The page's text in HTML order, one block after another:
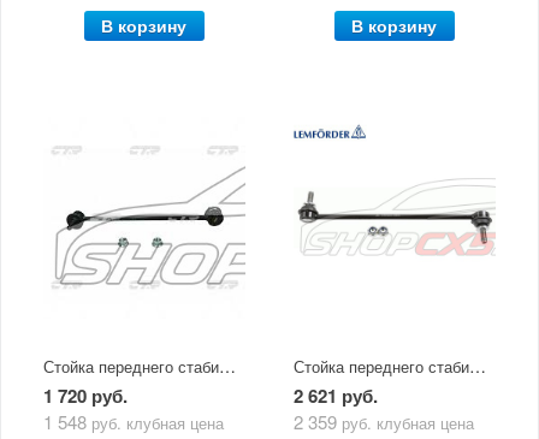
В корзину В корзину
Стойка переднего стабилизатора Mazda CX-5 (2011-по н.в) CTR
1 720 руб.
1 548 руб. клубная цена
Стойка переднего стабилизатора Mazda CX-5 (2011-по н.в) Lemforder
2 621 руб.
2 359 руб. клубная цена